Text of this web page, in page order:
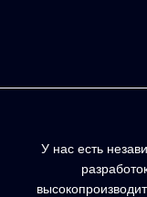
У нас есть